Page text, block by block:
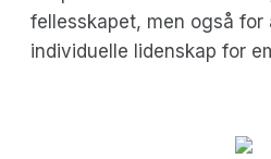
fellesskapet, men også for
individuelle lidenskap for